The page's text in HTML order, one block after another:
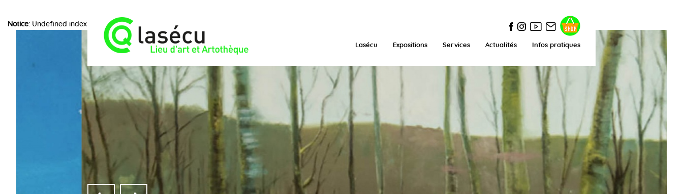
Notice: Undefined index: choice in/home/lasecuorpb/www/include/function.inc.php
Lasécu Expositions Services Actualités Infos pratiques